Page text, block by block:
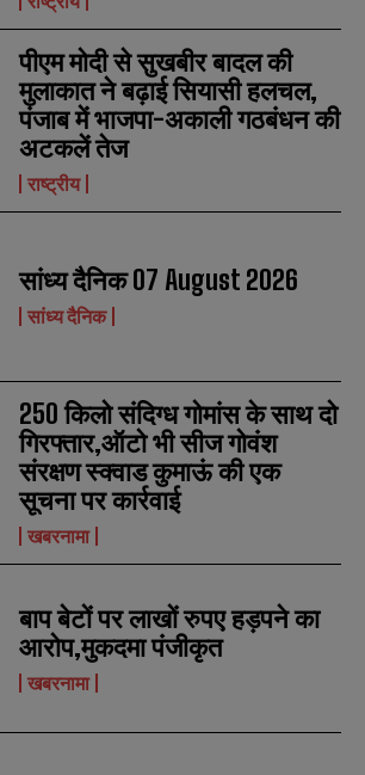
SUBMIT
SUBMIT
पीएम मोदी से सुखबीर बादल की
मुलाकात ने बढ़ाई सियासी हलचल,
पंजाब में भाजपा-अकाली गठबंधन की
अटकलें तेज
राष्ट्रीय
सांध्य दैनिक 07 August 2026
सांध्य दैनिक
250 किलो संदिग्ध गोमांस के साथ दो
गिरफ्तार,ऑटो भी सीज गोवंश
संरक्षण स्क्वाड कुमाऊं की एक
सूचना पर कार्रवाई
खबरनामा
बाप बेटों पर लाखों रुपए हड़पने का
आरोप,मुकदमा पंजीकृत
खबरनामा